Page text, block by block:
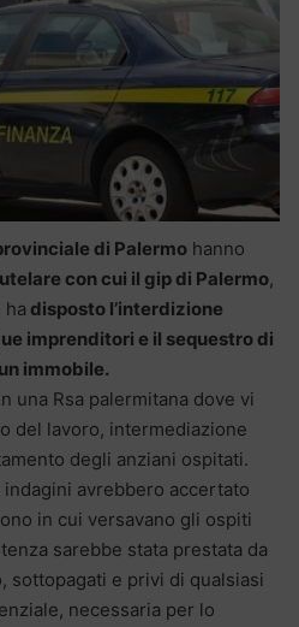
di Palermo hanno
con cui il gip di Palermo,
ha disposto l’interdizione
imprenditori e il sequestro di
immobile.
una Rsa palermitana dove vi
del lavoro, intermediazione
degli anziani ospitati.
avrebbero accertato
in cui versavano gli ospiti
sarebbe stata prestata da
sottopagati e privi di qualsiasi
necessaria per lo